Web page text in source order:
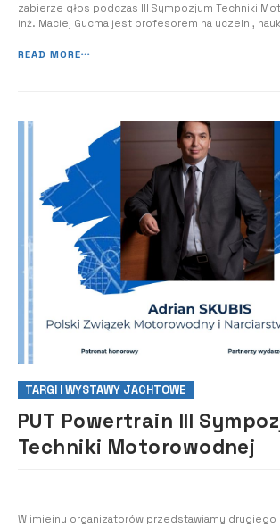
zabierze głos podczas III Sympozjum Techniki
inż. Maciej Gucma jest profesorem na uczelni,
transportu wodnego. Prelegent przedstawi
READ MORE
TARGI I WYSTAWY JACHTOWE
PUT Powertrain III
Techniki Motorowodnej
W imieinu organizatorów przedstawiamy